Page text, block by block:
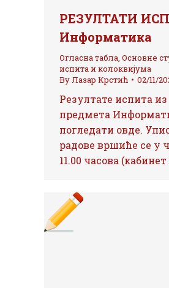
РЕЗУЛТАТИ
Информатика
Огласна табла, Основне
испита и колоквијума
ByЛазар Крстић 02/11/
Резултате испита из
предмета
погледати овде.
радове вршиће се у
11.00 часова (кабинет